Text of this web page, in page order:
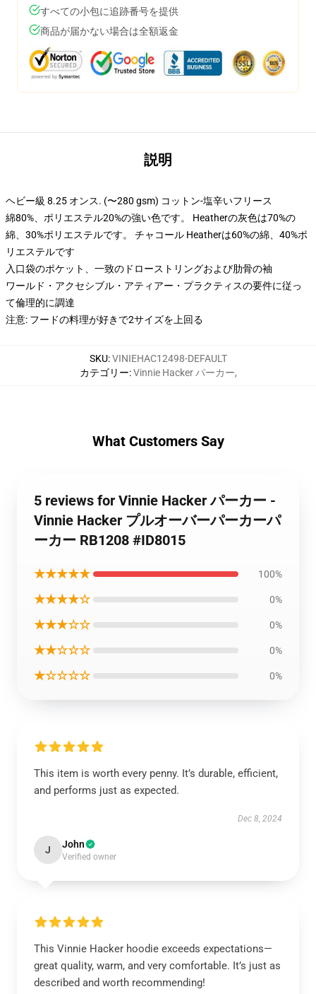
すべての小包に追跡番号を提供
商品が届かない場合は全額返金
説明
ヘビー級 8.25 オンス. (〜280 gsm) コットン-塩辛いフリース
綿80%、ポリエステル20%の強い色です。 Heatherの灰色は70%の
綿、30%ポリエステルです。 チャコール Heatherは60%の綿、40%ポ
リエステルです
入口袋のポケット、一致のドローストリングおよび肋骨の袖
ワールド・アクセシブル・アティアー・プラクティスの要件に従っ
て倫理的に調達
注意: フードの料理が好きで2サイズを上回る
SKU:VINIEHAC12498-DEFAULT
カテゴリー:Vinnie Hacker パーカー,
What Customers Say
5 reviews for Vinnie Hacker パーカー -
Vinnie Hacker プルオーバーパーカーパ
ーカー RB1208 #ID8015
★★★★★ 100%
★★★★☆ 0%
★★★☆☆ 0%
★★☆☆☆ 0%
★☆☆☆☆ 0%
This item is worth every penny. It’s durable, efficient,
and performs just as expected.
Dec 8, 2024
J John
Verified owner
This Vinnie Hacker hoodie exceeds expectations—
great quality, warm, and very comfortable. It’s just as
described and worth recommending!